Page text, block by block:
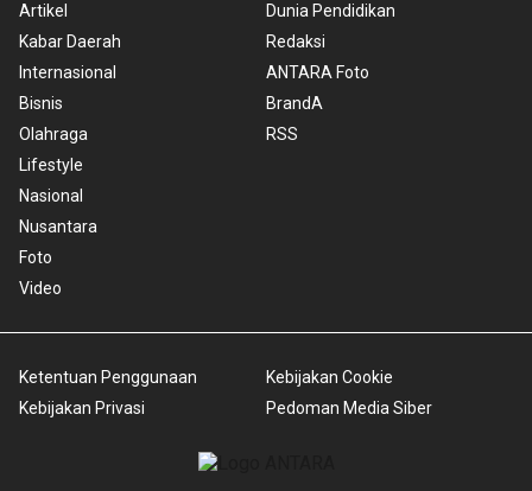
Artikel
Kabar Daerah
Internasional
Bisnis
Olahraga
Lifestyle
Nasional
Nusantara
Foto
Video
Dunia Pendidikan
Redaksi
ANTARA Foto
BrandA
RSS
Ketentuan Penggunaan
Kebijakan Privasi
Kebijakan Cookie
Pedoman Media Siber